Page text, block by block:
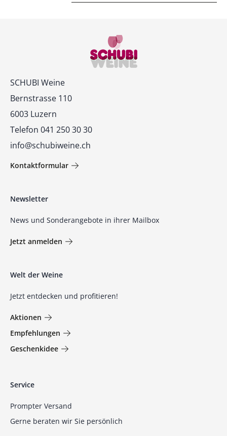
Kontakt
SCHUBI Weine
Bernstrasse 110
6003 Luzern
Telefon 041 250 30 30
info@schubiweine.ch
Kontaktformular
Newsletter
News und Sonderangebote in ihrer Mailbox
Jetzt anmelden
Welt der Weine
Jetzt entdecken und profitieren!
Aktionen
Empfehlungen
Geschenkidee
Service
Prompter Versand
Gerne beraten wir Sie persönlich